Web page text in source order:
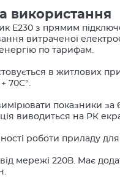
використання
E230 з прямим
витраченої
по тарифам.
в житлових
70С°.
показники за
виводиться на РК
роботи приладу для
мережі 220В. Має